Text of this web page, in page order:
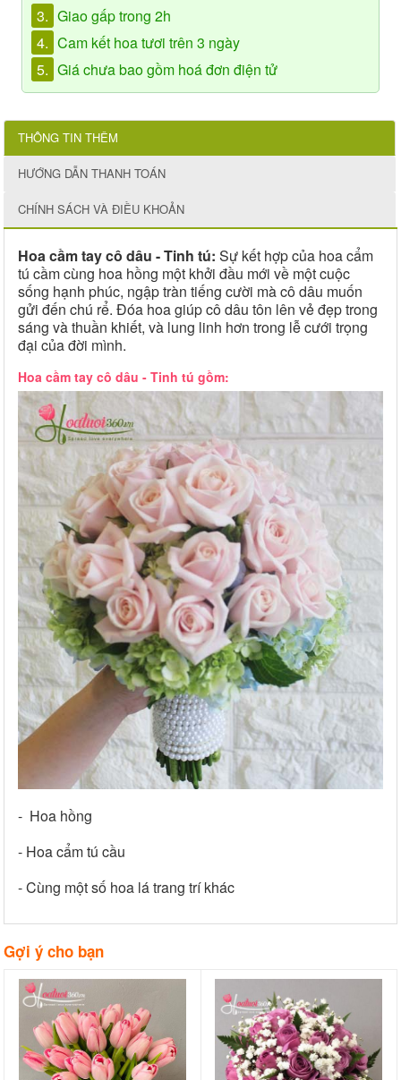
3. Giao gấp trong 2h
4. Cam kết hoa tươi trên 3 ngày
5. Giá chưa bao gồm hoá đơn điện tử
THÔNG TIN THÊM
HƯỚNG DẪN THANH TOÁN
CHÍNH SÁCH VÀ ĐIỀU KHOẢN
Hoa cầm tay cô dâu - Tinh tú: Sự kết hợp của hoa cẩm
tú cầm cùng hoa hồng một khởi đầu mới về một cuộc
sống hạnh phúc, ngập tràn tiếng cười mà cô dâu muốn
gửi đến chú rể. Đóa hoa giúp cô dâu tôn lên vẻ đẹp trong
sáng và thuần khiết, và lung linh hơn trong lễ cưới trọng
đại của đời mình.
Hoa cầm tay cô dâu - Tinh tú gồm:
- Hoa hồng
- Hoa cẩm tú cầu
- Cùng một số hoa lá trang trí khác
Gợi ý cho bạn